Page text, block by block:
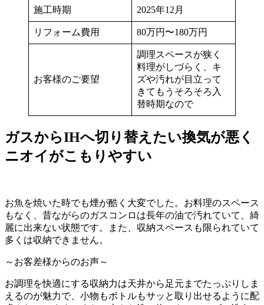
施工時期 2025年12月
リフォーム費用 80万円〜180万円
お客様のご要望
調理スペースが狭く
料理がしづらく、キ
ズや汚れが目立って
きてもうそろそろ入
替時期なので
ガスからIHへ切り替えたい換気が悪く
ニオイがこもりやすい
お魚を焼いた時でも煙が酷く大変でした。お料理のスペース
もなく、昔ながらのガスコンロは長年の油で汚れていて、綺
麗に出来ない状態です。また、収納スペースも限られていて
多くは収納できません。
～お客差様からのお声～
お調理を快適にする収納力は天井から足元までたっぷりしま
えるのが魅力で、小物もボトルもサッと取り出せるように配